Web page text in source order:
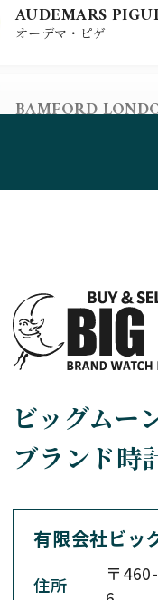
ショパール
アラン・シルベスタイン
AUDEMARS
オーデマ・ピゲ
BAMFORD
BREITLING
ブライトリング
CARL F.
カール F. ブヘラ
CHRONOSWISS
ビッグムー
ブランド時
有限会社ビッ
住所 〒